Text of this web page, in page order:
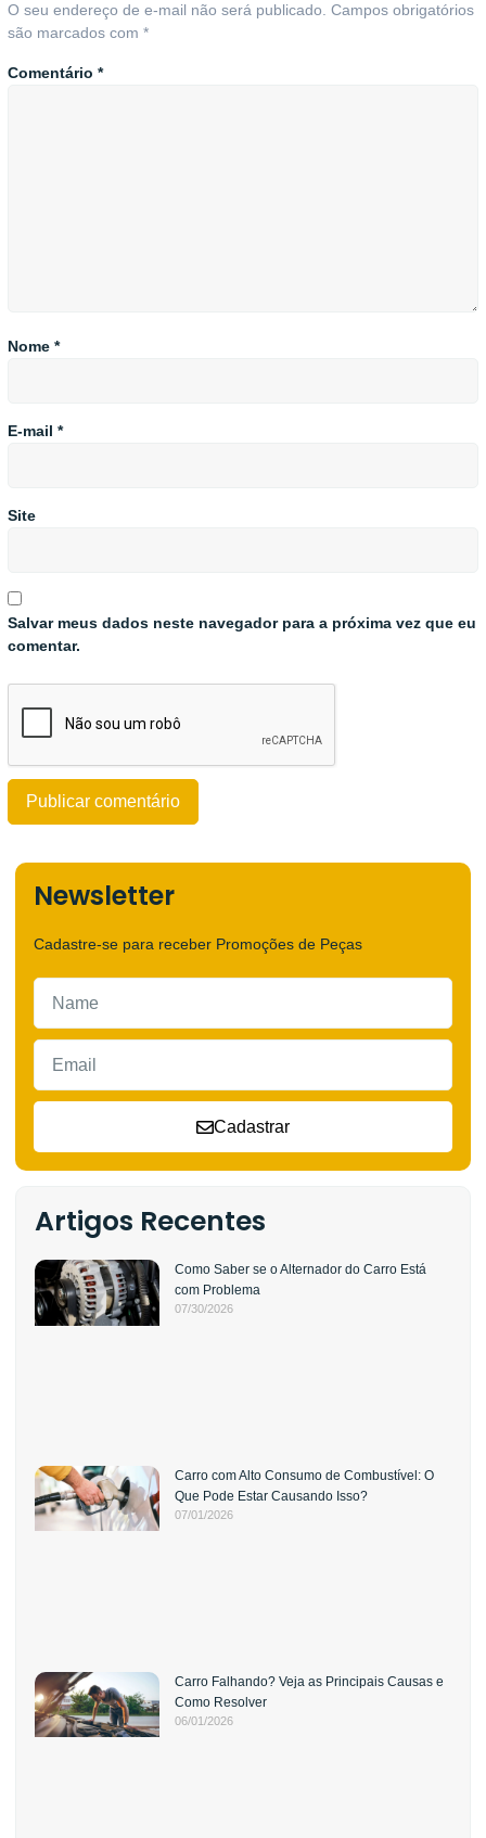
O seu endereço de e-mail não será publicado. Campos obrigatórios
são marcados com *
Comentário *
Nome *
E-mail *
Site
Salvar meus dados neste navegador para a próxima vez que eu
comentar.
Newsletter
Cadastre-se para receber Promoções de Peças
Cadastrar
Artigos Recentes
Como Saber se o Alternador do Carro Está
com Problema
07/30/2026
Carro com Alto Consumo de Combustível: O
Que Pode Estar Causando Isso?
07/01/2026
Carro Falhando? Veja as Principais Causas e
Como Resolver
06/01/2026